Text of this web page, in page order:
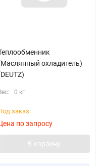
охладитель)
0 кг
заказ
по запросу
В корзину